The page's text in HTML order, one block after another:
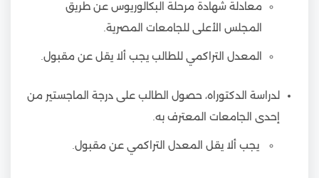
معادلة شهادة مرحلة البكالوريوس عن طريق
المجلس الأعلى للجامعات المصرية.
المعدل التراكمي للطالب يجب ألا يقل عن مقبول.
لدراسة الدكتوراه، حصول الطالب على درجة الماجستير من
إحدى الجامعات المعترف به.
يجب ألا يقل المعدل التراكمي عن مقبول.